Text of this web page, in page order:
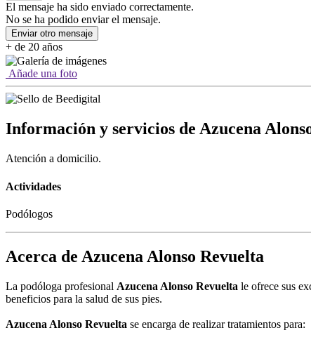
El mensaje ha sido enviado correctamente.
No se ha podido enviar el mensaje.
Enviar otro mensaje
+ de 20 años
Añade una foto
Información y servicios de Azucena
Atención a domicilio.
Actividades
Podólogos
Acerca de Azucena Alonso Revuelta
La podóloga profesional Azucena Alonso Revuelta le ofrece sus
beneficios para la salud de sus pies.
Azucena Alonso Revuelta se encarga de realizar tratamientos para: